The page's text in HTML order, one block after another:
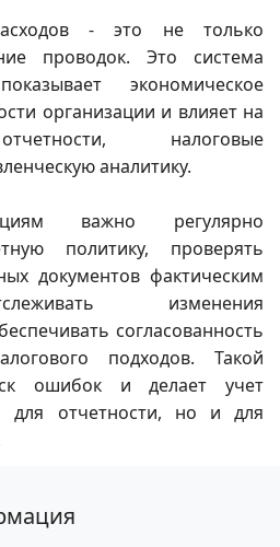
- это не только
проводок. Это система
экономическое
организации и влияет на
налоговые
аналитику.
важно регулярно
политику, проверять
документов фактическим
изменения
согласованность
подходов. Такой
ошибок и делает учет
для отчетности, но и для